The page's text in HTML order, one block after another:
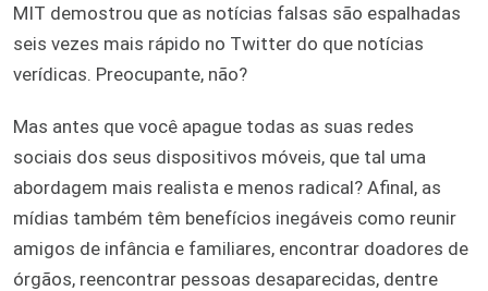
MIT demostrou que as notícias falsas são espalhadas
seis vezes mais rápido no Twitter do que notícias
verídicas. Preocupante, não?
Mas antes que você apague todas as suas redes
sociais dos seus dispositivos móveis, que tal uma
abordagem mais realista e menos radical? Afinal, as
mídias também têm benefícios inegáveis como reunir
amigos de infância e familiares, encontrar doadores de
órgãos, reencontrar pessoas desaparecidas, dentre